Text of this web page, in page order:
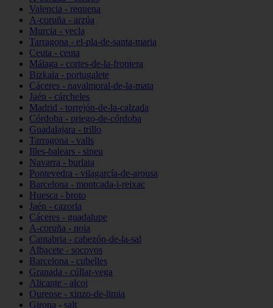
Valencia - requena
A-coruña - arzúa
Murcia - yecla
Tarragona - el-pla-de-santa-maria
Ceuta - ceuta
Málaga - cortes-de-la-frontera
Bizkaia - portugalete
Cáceres - navalmoral-de-la-mata
Jaén - cárcheles
Madrid - torrejón-de-la-calzada
Córdoba - priego-de-córdoba
Guadalajara - trillo
Tarragona - valls
Illes-balears - sineu
Navarra - burlata
Pontevedra - vilagarcía-de-arousa
Barcelona - montcada-i-reixac
Huesca - broto
Jaén - cazorla
Cáceres - guadalupe
A-coruña - noia
Cantabria - cabezón-de-la-sal
Albacete - socovos
Barcelona - cubelles
Granada - cúllar-vega
Alicante - alcoi
Ourense - xinzo-de-limia
Girona - salt